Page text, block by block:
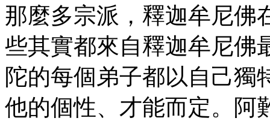
那麼多宗派，釋迦牟尼
些其實都來自釋迦牟尼佛
陀的每個弟子都以自己獨
他的個性、才能而定。阿